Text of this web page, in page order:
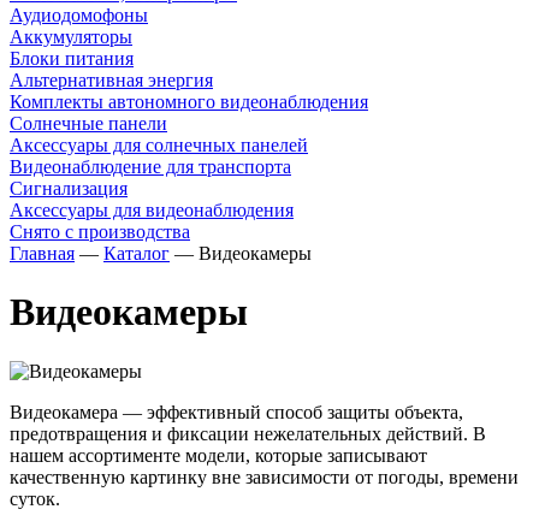
Аудиодомофоны
Аккумуляторы
Блоки питания
Альтернативная энергия
Комплекты автономного видеонаблюдения
Солнечные панели
Аксессуары для солнечных панелей
Видеонаблюдение для транспорта
Сигнализация
Аксессуары для видеонаблюдения
Снято с производства
Главная — Каталог — Видеокамеры
Видеокамеры
Видеокамера — эффективный способ защиты объекта,
предотвращения и фиксации нежелательных действий. В
нашем ассортименте модели, которые записывают
качественную картинку вне зависимости от погоды, времени
суток.